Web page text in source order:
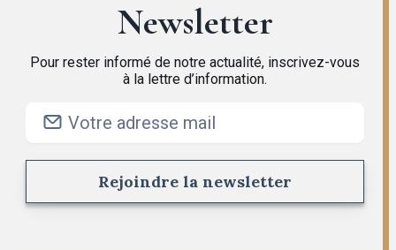
Newsletter
Pour rester informé de notre actualité, inscrivez-vous
à la lettre d’information.